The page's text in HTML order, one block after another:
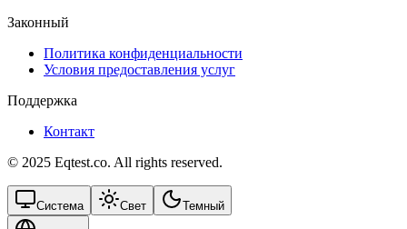
Законный
Политика конфиденциальности
Условия предоставления услуг
Поддержка
Контакт
© 2025 Eqtest.co. All rights reserved.
Система Свет Темный